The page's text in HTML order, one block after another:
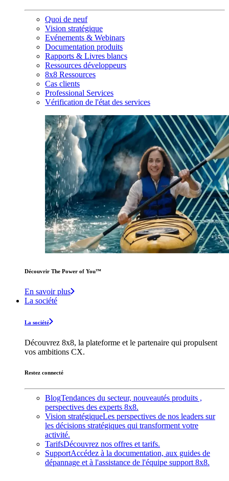
Quoi de neuf
Vision stratégique
Evénements & Webinars
Documentation produits
Rapports & Livres blancs
Ressources développeurs
8x8 Ressources
Cas clients
Professional Services
Vérification de l'état des services
Découvrir The Power of You™️
En savoir plus
La société
La société
Découvrez 8x8, la plateforme et le partenaire qui propulsent
vos ambitions CX.
Restez connecté
BlogTendances du secteur, nouveautés produits ,
perspectives des experts 8x8.
Vision stratégiqueLes perspectives de nos leaders sur
les décisions stratégiques qui transforment votre
activité.
TarifsDécouvrez nos offres et tarifs.
SupportAccédez à la documentation, aux guides de
dépannage et à l'assistance de l'équipe support 8x8.